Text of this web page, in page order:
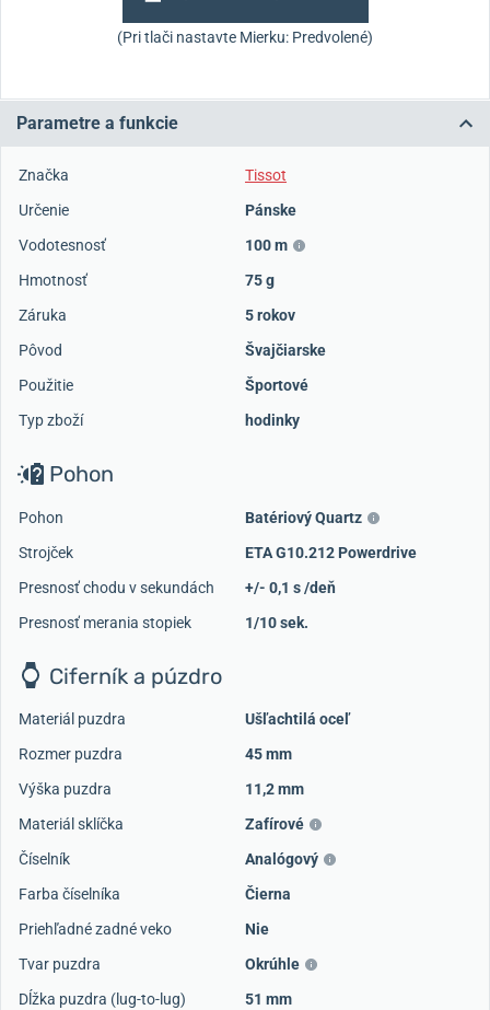
(Pri tlači nastavte Mierku: Predvolené)
Parametre a funkcie
Značka
Tissot
Určenie
Pánske
Vodotesnosť
100 m
Hmotnosť
75 g
Záruka
5 rokov
Pôvod
Švajčiarske
Použitie
Športové
Typ zboží
hodinky
Pohon
Pohon
Batériový Quartz
Strojček
ETA G10.212 Powerdrive
Presnosť chodu v sekundách
+/- 0,1 s /deň
Presnosť merania stopiek
1/10 sek.
Ciferník a púzdro
Materiál puzdra
Ušľachtilá oceľ
Rozmer puzdra
45 mm
Výška puzdra
11,2 mm
Materiál sklíčka
Zafírové
Číselník
Analógový
Farba číselníka
Čierna
Priehľadné zadné veko
Nie
Tvar puzdra
Okrúhle
Dĺžka puzdra (lug-to-lug)
51 mm